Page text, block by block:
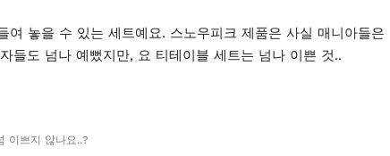
놓을 수 있는 세트예요. 스노우피크 제품은 사실 매니아들은
들도 넘나 예뻤지만, 요 티테이블 세트는 넘나 이쁜 것..
이쁘지 않나요..?